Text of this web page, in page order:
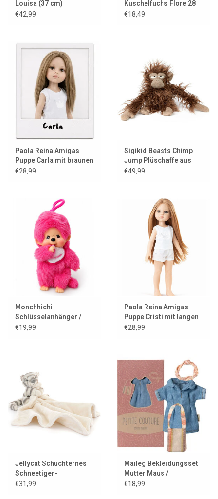
Louisa (37 cm)
€42,99
Kuschelfuchs Flore 28
cm
€18,49
Paola Reina Amigas
Puppe Carla mit braunen
Augen
€28,99
Sigikid Beasts Chimp
Jump Plüschaffe aus
BeastsTown
€49,99
Monchhichi-
Schlüsselanhänger /
leuchtend pink
€19,99
Paola Reina Amigas
Puppe Cristi mit langen
Haaren
€28,99
Jellycat Schüchternes
Schneetiger-
Kuscheltuch
€31,99
Maileg Bekleidungsset
Mutter Maus /
Jeanskleid + Tasche +
€18,99